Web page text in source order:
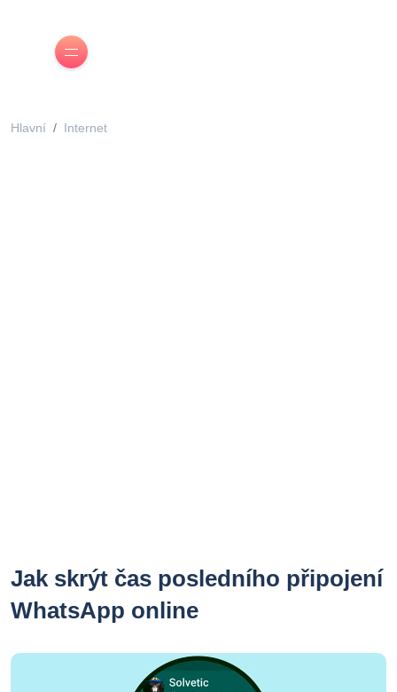
Hlavní Internet
Jak skrýt čas posledního připojení
WhatsApp online